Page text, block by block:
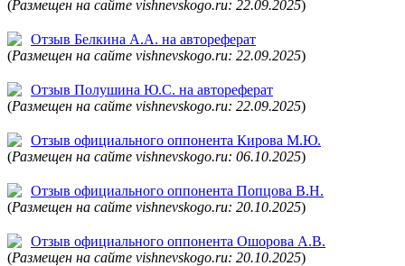
(Размещен на сайте vishnevskogo.ru: 22.09.2025)
Отзыв Белкина А.А. на автореферат
(Размещен на сайте vishnevskogo.ru: 22.09.2025)
Отзыв Полушина Ю.С. на автореферат
(Размещен на сайте vishnevskogo.ru: 22.09.2025)
Отзыв официального оппонента Кирова М.Ю.
(Размещен на сайте vishnevskogo.ru: 06.10.2025)
Отзыв официального оппонента Попцова В.Н.
(Размещен на сайте vishnevskogo.ru: 20.10.2025)
Отзыв официального оппонента Ошорова А.В.
(Размещен на сайте vishnevskogo.ru: 20.10.2025)